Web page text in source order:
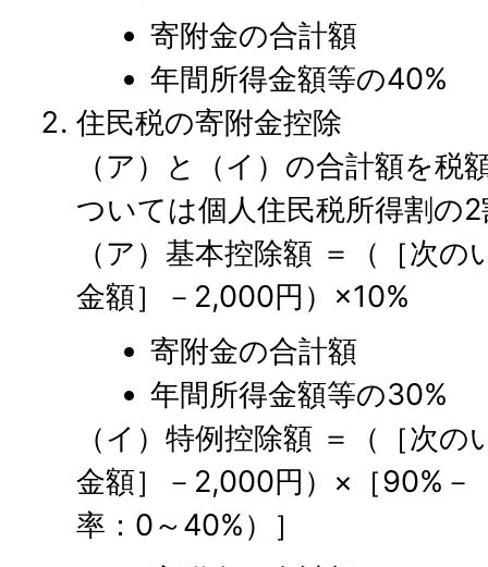
寄附金の合計額
年間所得金額等の40%
住民税の寄附金控除
（ア）と（イ）の合計額を税
ついては個人住民税所得割の
（ア）基本控除額 ＝（［次
金額］－2,000円）×10%
寄附金の合計額
年間所得金額等の30%
（イ）特例控除額 ＝（［次
金額］－2,000円）×［90%－
率：0～40%）］